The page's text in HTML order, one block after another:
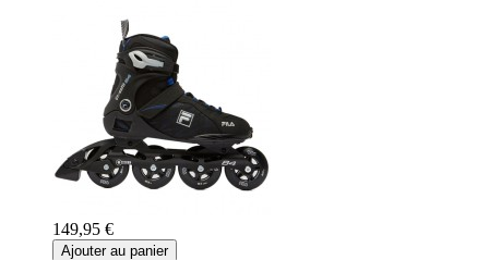
149,95 €
Ajouter au panier